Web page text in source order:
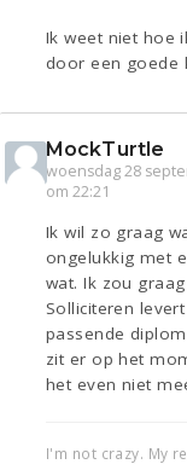
Ik weet niet hoe
door een goede
MockTurtle
woensdag 28
om 22:21
Ik wil zo graag
ongelukkig met
wat. Ik zou
Solliciteren
passende
zit er op het
het even niet
I'm not crazy. My